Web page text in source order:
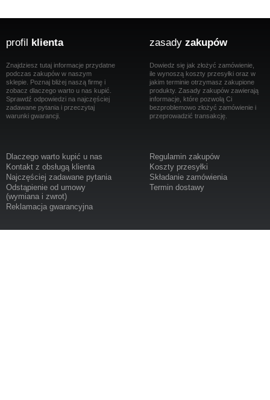
profil klienta
Znajdziesz tutaj informacje przydatne
podczas zakupów w naszym
sklepie. Poznaj bliżej naszą firmę i
zobacz dlaczego warto u nas kupić.
Sprawdź odpowiedzi na najczęściej
zadawane pytania i przeczytaj
warunki gwarancji.
Dlaczego warto kupić u nas
Kontakt z obsługą klienta
Najczęściej zadawane pytania
Odstąpienie od umowy
(wymiana i zwrot)
Reklamacja gwarancyjna
zasady zakupów
Dowiedz się jak złożyć zamówienie,
ile wynoszą koszty przesyłki oraz w
jakim terminie otrzymasz zakupione
produkty. Zasady zakupów zawierają
informacje, które pozwolą Ci
bezproblemowo złożyć zamówienie i
przeprowadzić transakcję.
Regulamin zakupów
Koszty przesyłki
Składanie zamówienia
Termin dostawy